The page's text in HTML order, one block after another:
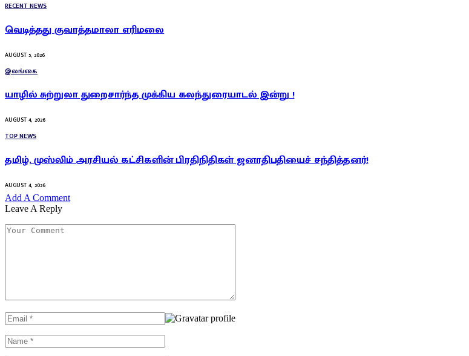
RECENT NEWS
வெடித்தது குவாத்தமாலா எரிமலை
AUGUST 5, 2026
இலங்கை
யாழில் சுற்றுலா துறைசார்ந்த முக்கிய கலந்துரையாடல் இன்று !
AUGUST 4, 2026
TOP NEWS
தமிழ், முஸ்லிம் அரசியல் கட்சிகளின் பிரதிநிதிகள் ஜனாதிபதியைச் சந்தித்தனர்!
AUGUST 4, 2026
Add A Comment
Leave A Reply